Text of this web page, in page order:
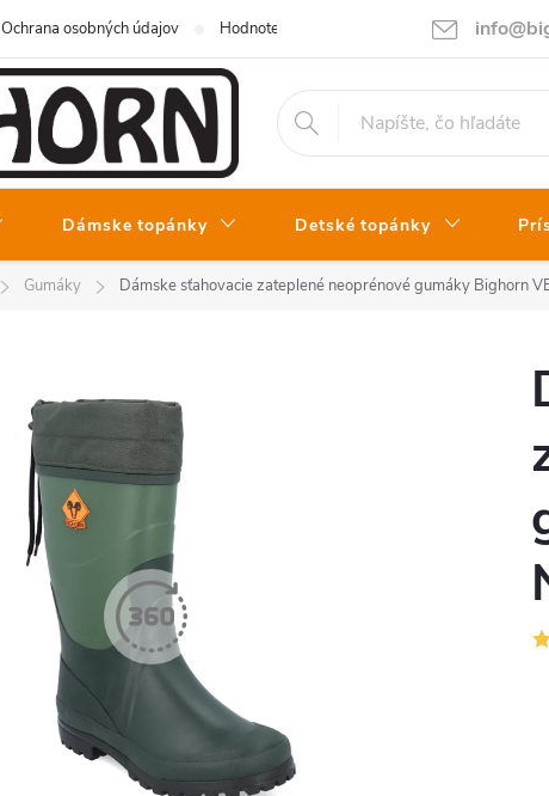
Ochrana osobných údajov Hodnotenie obchodu Kontakt
Dámske topánky Detské topánky
Gumáky Dámske sťahovacie zateplené neoprénové gumáky Bighorn